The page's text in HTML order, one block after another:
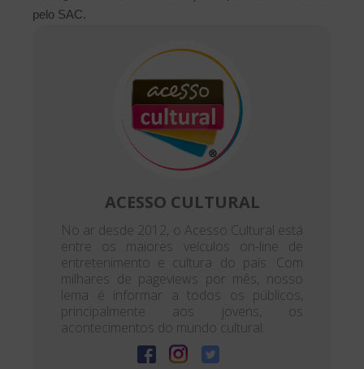
pelo SAC.
ACESSO CULTURAL
No ar desde 2012, o Acesso Cultural está
entre os maiores veículos on-line de
entretenimento e cultura do país. Com
milhares de pageviews por mês, nosso
lema é informar a todos os públicos,
principalmente aos jovens, os
acontecimentos do mundo cultural.